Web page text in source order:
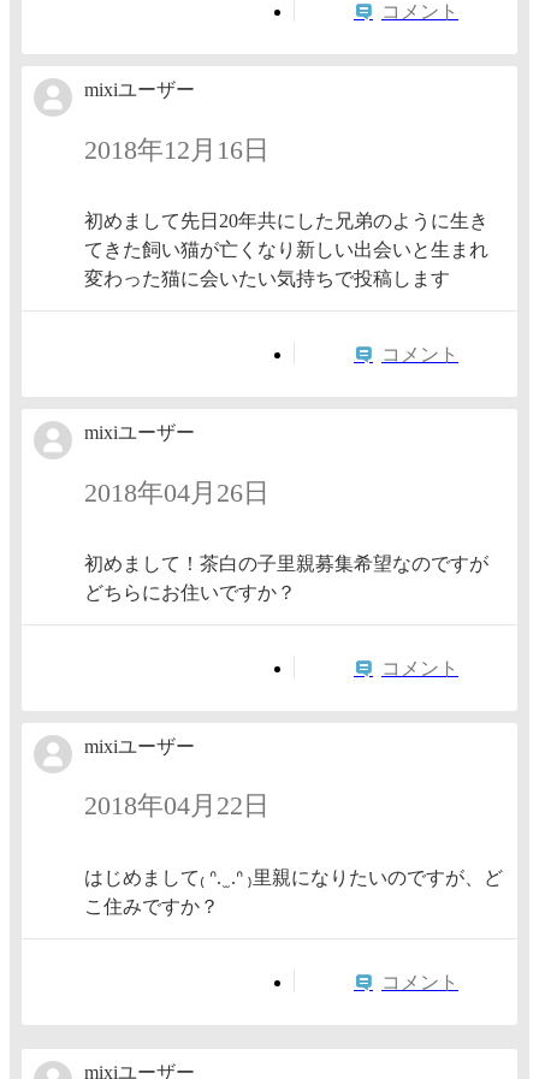
コメント
mixiユーザー
2018年12月16日
初めまして先日20年共にした兄弟のように生き
てきた飼い猫が亡くなり新しい出会いと生まれ
変わった猫に会いたい気持ちで投稿します
コメント
mixiユーザー
2018年04月26日
初めまして！茶白の子里親募集希望なのですが
どちらにお住いですか？
コメント
mixiユーザー
2018年04月22日
はじめまして₍ ᐢ. ̫ .ᐢ ₎里親になりたいのですが、ど
こ住みですか？
コメント
mixiユーザー